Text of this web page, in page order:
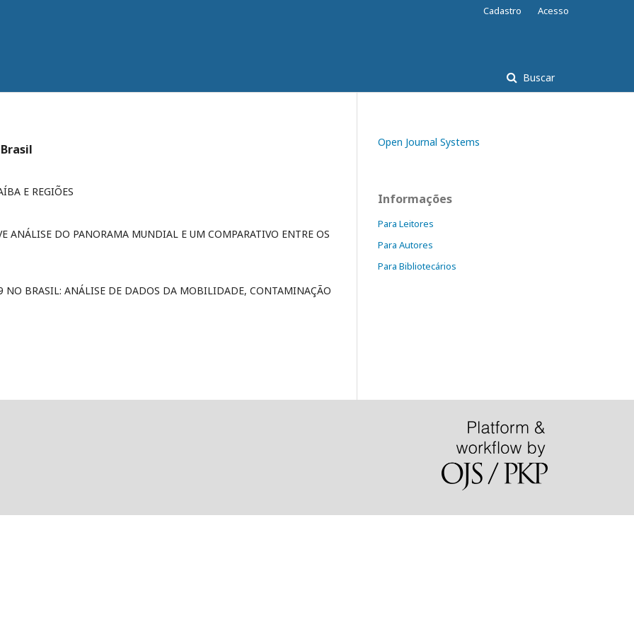
Buscar
Cadastro Acesso
E REGIÕES
ANÁLISE DO PANORAMA MUNDIAL E UM COMPARATIVO ENTRE OS
NO BRASIL: ANÁLISE DE DADOS DA MOBILIDADE, CONTAMINAÇÃO
Open Journal Systems
Informações
Para Leitores
Para Autores
Para Bibliotecários